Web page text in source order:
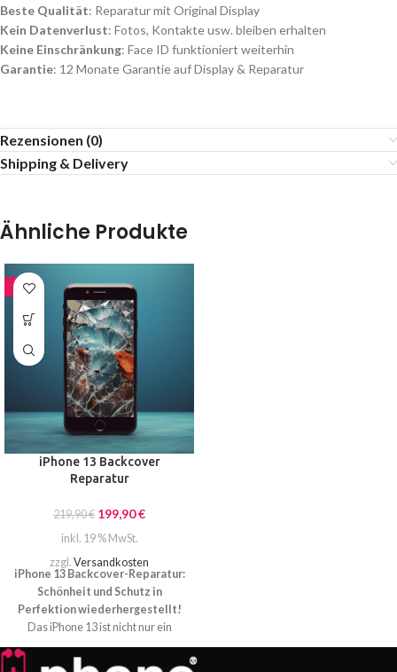
Beste Qualität: Reparatur mit Original Display
Kein Datenverlust: Fotos, Kontakte usw. bleiben erhalten
Keine Einschränkung: Face ID funktioniert weiterhin
Garantie: 12 Monate Garantie auf Display & Reparatur
Rezensionen (0)
Shipping & Delivery
Ähnliche Produkte
-9%
iPhone 13 Backcover
Reparatur
219,90€ 199,90€
inkl. 19 % MwSt.
zzgl. Versandkosten
iPhone 13 Backcover-Reparatur:
Schönheit und Schutz in
Perfektion wiederhergestellt!
Das iPhone 13 ist nicht nur ein
technologisches Meisterwerk,
sondern auch ein Design-Juwel.